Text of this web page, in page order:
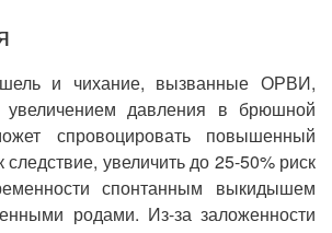
и чихание, вызванные ОРВИ,
увеличением давления в брюшной
спровоцировать повышенный
следствие, увеличить до 25-50% риск
спонтанным выкидышем
родами. Из-за заложенности